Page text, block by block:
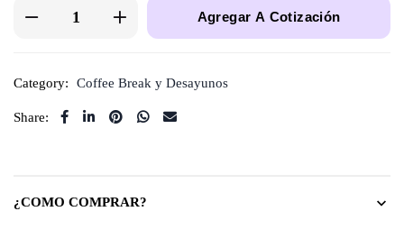
Agregar A Cotización
Category: Coffee Break y Desayunos
Share:
¿COMO COMPRAR?